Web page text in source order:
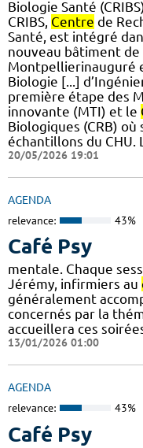
Biologie Santé
CRIBS, Centre de
Santé, est intégré
nouveau bâtiment de
Montpellierinauguré
Biologie [...]
première étape des
innovante (MTI) et le
Biologiques (CRB)
échantillons du CHU.
20/05/2026 19:01
AGENDA
relevance: 43%
Café Psy
mentale. Chaque
Jérémy, infirmiers au
généralement
concernés par la
accueillera ces
13/01/2026 01:00
AGENDA
relevance: 43%
Café Psy